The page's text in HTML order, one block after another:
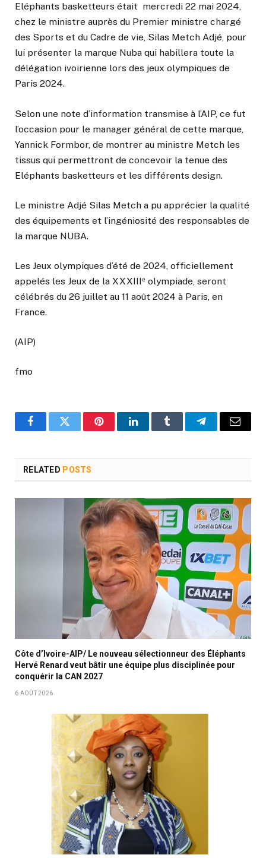
Eléphants basketteurs était mercredi 22 mai 2024,
chez le ministre auprès du Premier ministre chargé
des Sports et du Cadre de vie, Silas Metch Adjé, pour
lui présenter la marque Nuba qui habillera toute la
délégation ivoirienne lors des jeux olympiques de
Paris 2024.
Selon une note d’information transmise à l’AIP, ce fut
l’occasion pour le manager général de cette marque,
Yannick Formbor, de montrer au ministre Metch les
tissus qui permettront de concevoir la tenue des
Eléphants basketteurs et les différents design.
Le ministre Adjé Silas Metch a pu apprécier la qualité
des équipements et l’ingéniosité des responsables de
la marque NUBA.
Les Jeux olympiques d’été de 2024, officiellement
appelés les Jeux de la XXXIIIᵉ olympiade, seront
célébrés du 26 juillet au 11 août 2024 à Paris, en
France.
(AIP)
fmo
FacebookTwitter PinterestLinkedInTumblr TelegramEmail
RELATED POSTS
Côte d’Ivoire-AIP/ Le nouveau sélectionneur des Éléphants
Hervé Renard veut bâtir une équipe plus disciplinée pour
conquérir la CAN 2027
6 AOÛT 2026